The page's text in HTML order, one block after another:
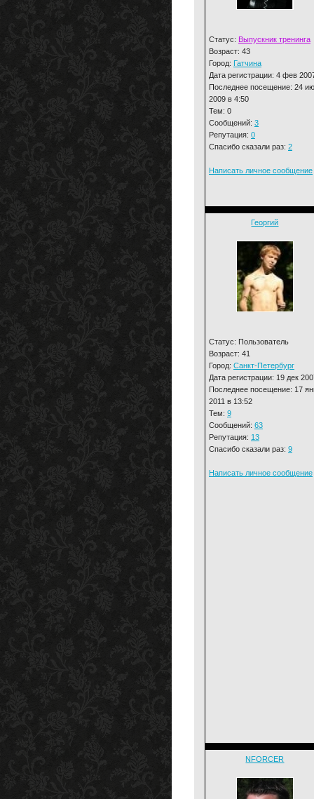
Статус: Выпускник тренинга
Возраст: 43
Город: Гатчина
Дата регистрации: 4 фев
Последнее посещение: 24
2009 в 4:50
Тем: 0
Сообщений: 3
Репутация: 0
Спасибо сказали раз: 2
Написать личное сообщение
Георгий
Статус: Пользователь
Возраст: 41
Город: Санкт-Петербург
Дата регистрации: 19 дек
Последнее посещение: 17
2011 в 13:52
Тем: 9
Сообщений: 63
Репутация: 13
Спасибо сказали раз: 9
Написать личное сообщение
NFORCER